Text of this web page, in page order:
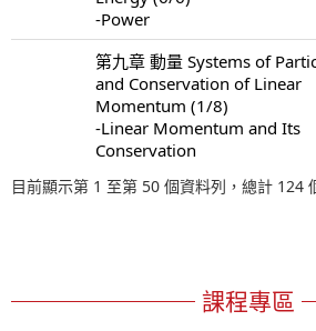
-Power
第九章 動量 Systems of
and Conservation of Linear
Momentum (1/8)
-Linear Momentum and Its
Conservation
目前顯示第 1 至第 50 個資料列，總計 124
課程專區